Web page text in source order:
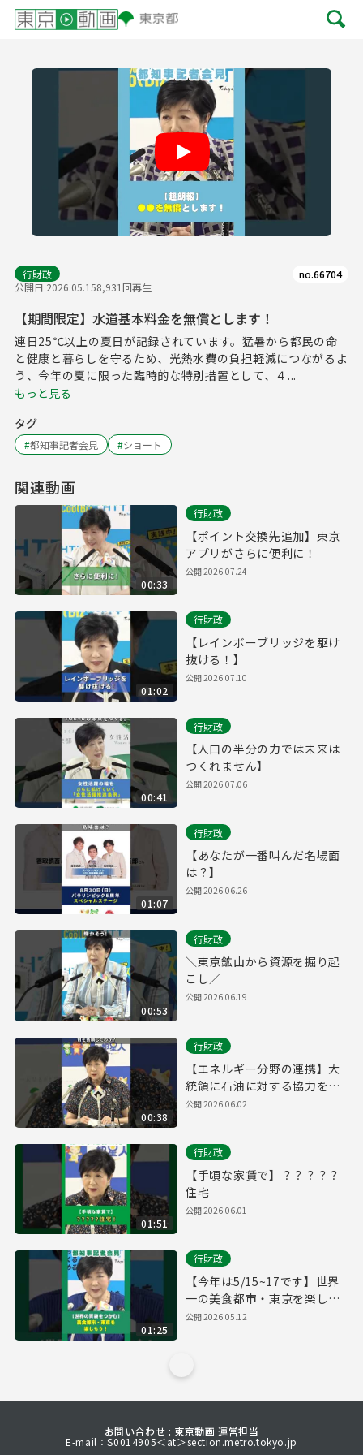
行財政
公開日 2026.05.158,931回再生
no.66704
【期間限定】水道基本料金を無償とします！
連日25℃以上の夏日が記録されています。猛暑から都民の命
と健康と暮らしを守るため、光熱水費の負担軽減につながるよ
う、今年の夏に限った臨時的な特別措置として、４...
もっと見る
タグ
#都知事記者会見 #ショート
関連動画
00:33
行財政
【ポイント交換先追加】東京
アプリがさらに便利に！
公開2026.07.24
01:02
行財政
【レインボーブリッジを駆け
抜ける！】
公開2026.07.10
00:41
行財政
【人口の半分の力では未来は
つくれません】
公開2026.07.06
01:07
行財政
【あなたが一番叫んだ名場面
は？】
公開2026.06.26
00:53
行財政
＼東京鉱山から資源を掘り起
こし／
公開2026.06.19
00:38
行財政
【エネルギー分野の連携】大
統領に石油に対する協力を依
頼
公開2026.06.02
01:51
行財政
【手頃な家賃で】？？？？？
住宅
公開2026.06.01
01:25
行財政
【今年は5/15~17です】世界
一の美食都市・東京を楽しみ
ましょう！
公開2026.05.12
お問い合わせ : 東京動画 運営担当
E-mail：S0014905＜at＞section.metro.tokyo.jp